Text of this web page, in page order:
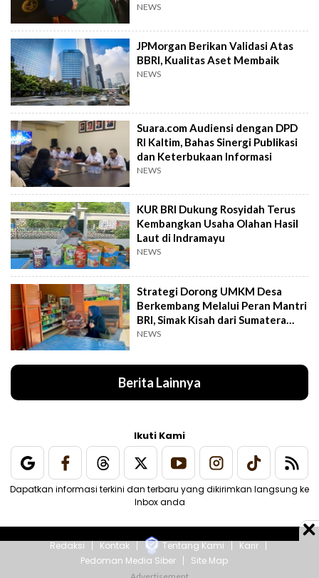
NEWS
JPMorgan Berikan Validasi Atas
BBRI, Kualitas Aset Membaik
NEWS
Suara.com Audiensi dengan DPD
RI Kaltim, Bahas Sinergi Publikasi
dan Keterbukaan Informasi
NEWS
KUR BRI Dukung Rosyidah Terus
Kembangkan Usaha Olahan Hasil
Laut di Indramayu
NEWS
Strategi Dorong UMKM Desa
Berkembang Melalui Peran Mantri
BRI, Simak Kisah dari Sumatera
Utara Ini
NEWS
Berita Lainnya
Ikuti Kami
Dapatkan informasi terkini dan terbaru yang dikirimkan langsung ke
Inbox anda
Redaksi Kontak Tentang Kami
Karir
Pedoman Media Siber
Site Map